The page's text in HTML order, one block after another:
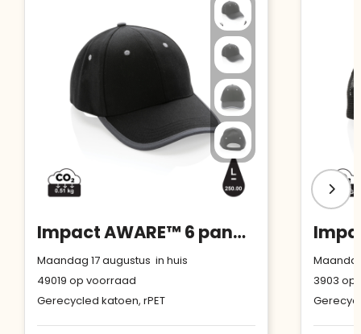
Impact AWARE™ 6 panel 280gr recycled katoen cap met bies
Maandag 17 augustus in huis
49019 op voorraad
Gerecycled katoen, rPET
3903 op